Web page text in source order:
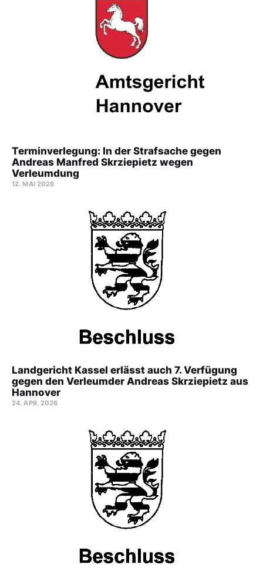
Terminverlegung: In der Strafsache gegen
Andreas Manfred Skrziepietz wegen
Verleumdung
12. MAI 2026
Landgericht Kassel erlässt auch 7. Verfügung
gegen den Verleumder Andreas Skrziepietz aus
Hannover
24. APR. 2026